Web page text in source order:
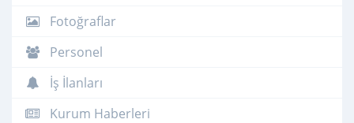
Fotoğraflar
Personel
İş İlanları
Kurum Haberleri